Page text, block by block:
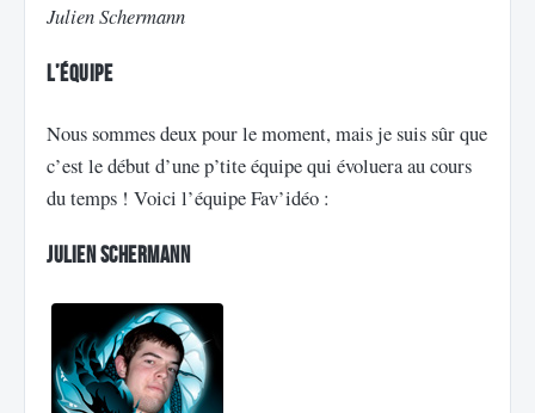
Julien Schermann
L’équipe
Nous sommes deux pour le moment, mais je suis sûr que
c’est le début d’une p’tite équipe qui évoluera au cours
du temps ! Voici l’équipe Fav’idéo :
Julien Schermann